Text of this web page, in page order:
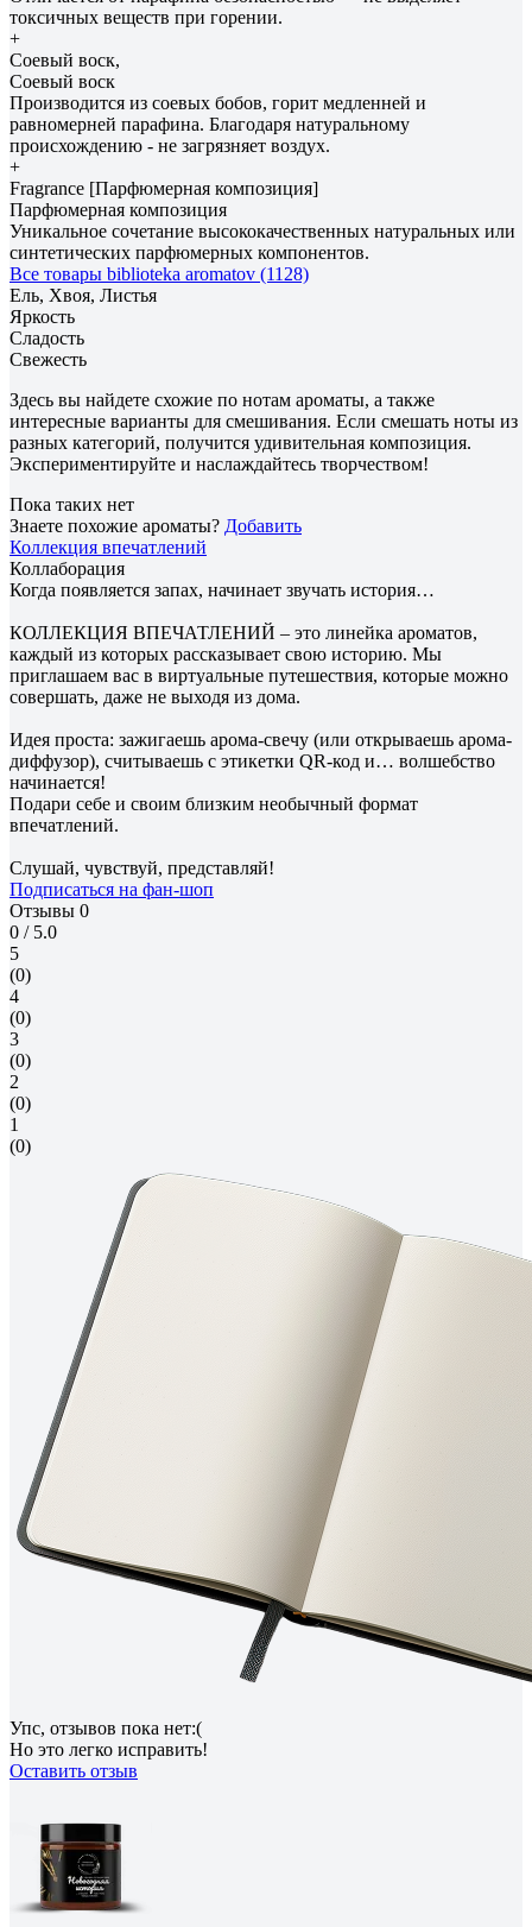
токсичных веществ при горении.
+
Соевый воск,
Соевый воск
Производится из соевых бобов, горит медленней и
равномерней парафина. Благодаря натуральному
происхождению - не загрязняет воздух.
+
Fragrance [Парфюмерная композиция]
Парфюмерная композиция
Уникальное сочетание высококачественных натуральных или
синтетических парфюмерных компонентов.
Все товары biblioteka aromatov (1128)
Ель, Хвоя, Листья
Яркость
Сладость
Свежесть
Здесь вы найдете схожие по нотам ароматы, а также
интересные варианты для смешивания. Если смешать ноты из
разных категорий, получится удивительная композиция.
Экспериментируйте и наслаждайтесь творчеством!
Пока таких нет
Знаете похожие ароматы? Добавить
Коллекция впечатлений
Коллаборация
Когда появляется запах, начинает звучать история…
КОЛЛЕКЦИЯ ВПЕЧАТЛЕНИЙ – это линейка ароматов,
каждый из которых рассказывает свою историю. Мы
приглашаем вас в виртуальные путешествия, которые можно
совершать, даже не выходя из дома.
Идея проста: зажигаешь арома-свечу (или открываешь арома-
диффузор), считываешь с этикетки QR-код и… волшебство
начинается!
Подари себе и своим близким необычный формат
впечатлений.
Слушай, чувствуй, представляй!
Подписаться на фан-шоп
Отзывы 0
0 / 5.0
5
(0)
4
(0)
3
(0)
2
(0)
1
(0)
Упс, отзывов пока нет:(
Но это легко исправить!
Оставить отзыв